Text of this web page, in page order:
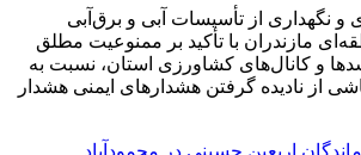
و نگهداری از تأسیسات آبی و برق‌آبی
مازندران با تأکید بر ممنوعیت مطلق
و کانال‌های کشاورزی استان، نسبت به
از نادیده گرفتن هشدارهای ایمنی هشدار